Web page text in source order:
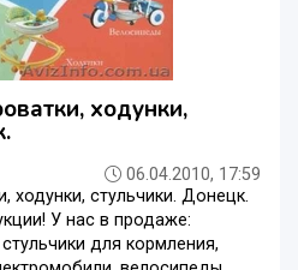
ходунки,
06.04.2010, 17:59
ходунки, стульчики. Донецк.
У нас в продаже:
для кормления,